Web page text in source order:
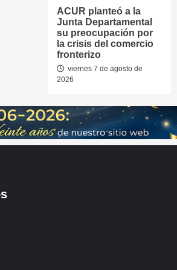
ACUR planteó a la
Junta Departamental
su preocupación por
la crisis del comercio
fronterizo
viernes 7 de agosto de
2026